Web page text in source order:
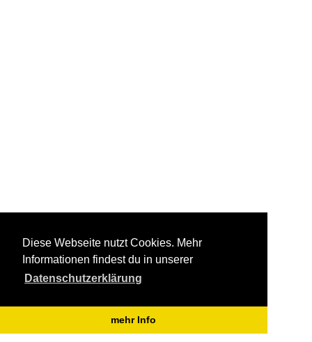
Diese Webseite nutzt Cookies. Mehr
Informationen findest du in unserer
Datenschutzerklärung
mehr Info